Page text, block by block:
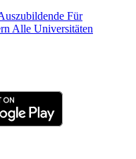
Für
Alle Universitäten